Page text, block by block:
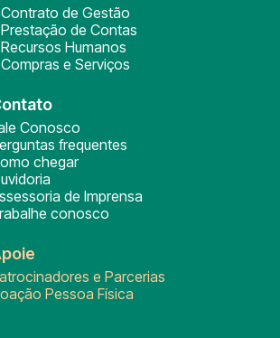
Contrato de Gestão
Prestação de Contas
Recursos Humanos
Compras e Serviços
Conosco
frequentes
chegar
de Imprensa
conosco
e Parcerias
Pessoa Física